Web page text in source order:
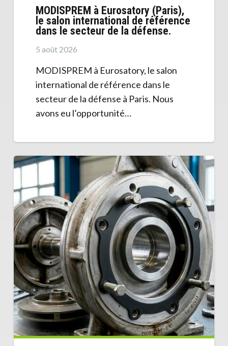
MODISPREM à Eurosatory (Paris),
le salon international de référence
dans le secteur de la défense.
5 août 2026
MODISPREM à Eurosatory, le salon
international de référence dans le
secteur de la défense à Paris. Nous
avons eu l’opportunité…